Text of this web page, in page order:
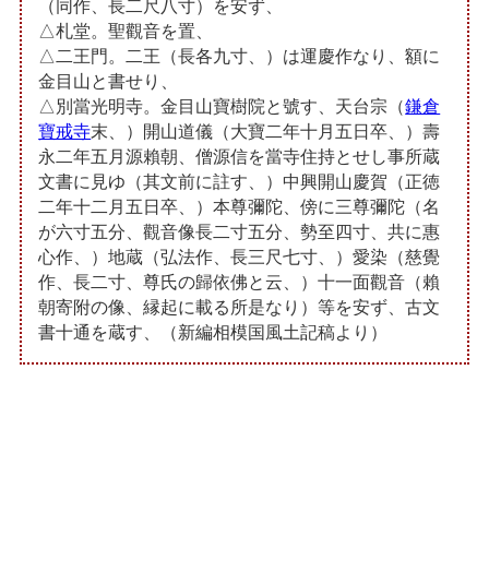
（同作、長二尺八寸）を安ず、
△札堂。聖觀音を置、
△二王門。二王（長各九寸、）は運慶作なり、額に
金目山と書せり、
△別當光明寺。金目山寶樹院と號す、天台宗（鎌倉
寶戒寺末、）開山道儀（大寶二年十月五日卒、）壽
永二年五月源賴朝、僧源信を當寺住持とせし事所蔵
文書に見ゆ（其文前に註す、）中興開山慶賀（正徳
二年十二月五日卒、）本尊彌陀、傍に三尊彌陀（名
が六寸五分、觀音像長二寸五分、勢至四寸、共に惠
心作、）地蔵（弘法作、長三尺七寸、）愛染（慈覺
作、長二寸、尊氏の歸依佛と云、）十一面觀音（賴
朝寄附の像、縁起に載る所是なり）等を安ず、古文
書十通を蔵す、（新編相模国風土記稿より）